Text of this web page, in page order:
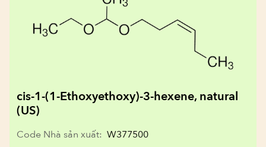
cis-1-(1-Ethoxyethoxy)-3-hexene, natural
(US)
Code Nhà sản xuất: W377500